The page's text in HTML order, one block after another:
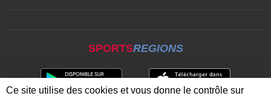
SPORTSREGIONS
Ce site utilise des cookies et vous donne le contrôle sur